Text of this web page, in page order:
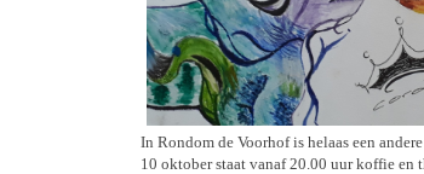
In Rondom de Voorhof is helaas een
10 oktober staat vanaf 20.00 uur koffie en